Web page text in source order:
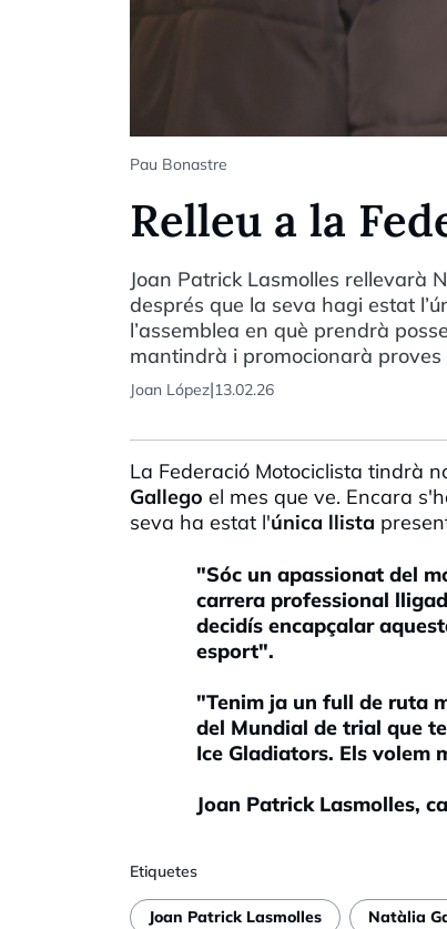
Pau Bonastre
Relleu a la
Joan Patrick Lasmolles rellevarà
després que la seva hagi estat
l’assemblea en què prendrà
mantindrà i promocionarà proves
Joan López|13.02.26
La Federació Motociclista tindrà
Gallego el mes que ve. Encara
seva ha estat l'única llista
"Sóc un apassionat del
carrera professional
decidís encapçalar
esport".
"Tenim ja un full de ruta
del Mundial de trial que
Ice Gladiators. Els volem
Joan Patrick Lasmolles,
Etiquetes
Joan Patrick Lasmolles Natàlia